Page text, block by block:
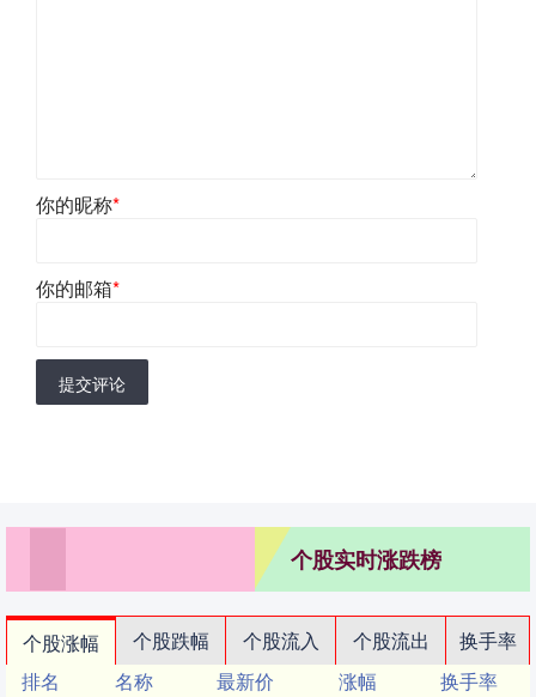
你的昵称*
你的邮箱*
提交评论
个股实时涨跌榜
个股涨幅 个股跌幅 个股流入 个股流出
换手率
排名
名称 最新价 涨幅
换手率